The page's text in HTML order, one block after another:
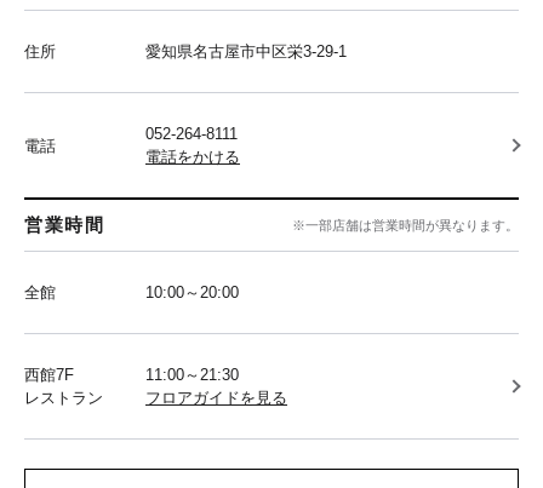
住所 愛知県名古屋市中区栄3-29-1
電話
052-264-8111
電話をかける
営業時間 ※一部店舗は営業時間が異なります。
全館 10:00～20:00
西館7F
レストラン
11:00～21:30
フロアガイドを見る